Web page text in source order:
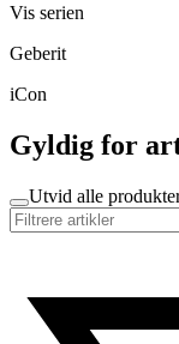
Vis serien
Geberit
iCon
Gyldig for
Utvid alle